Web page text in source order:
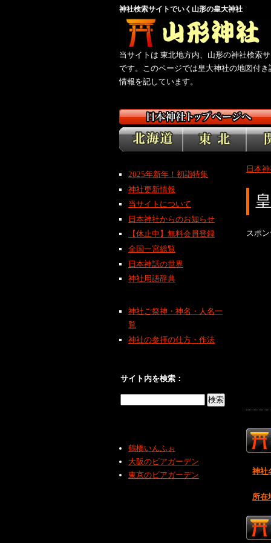
神社検索サイトでいく山形の皇大神社
当サイトは 東北地方内、山形の神社検索
です。このページでは皇大神社の地図付き
情報を記しています。
日本
スポ
神社
所在
2025年新年！初詣特集
神社更新情報
当サイトについて
日本神社からのお知らせ
【休止中】無料会員登録
全国一宮総覧
日本神話の世界
神社用語辞典
神社ご祭神・神名・人名一
覧
神社の参拝の仕方・作法
サイト内を検索：
鶴橋いんふぉ
大阪のビアガーデン
東京のビアガーデン